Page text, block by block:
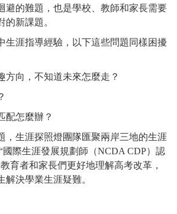
避的難題，也是學校、教師和家長需要
的新課題。
生涯指導經驗，以下這些問題同樣困擾
方向，不知道未來怎麼走？
配怎麼辦？
，生涯探照燈團隊匯聚兩岸三地的生涯
國際生涯發展規劃師（NCDA CDP）認
育者和家長們更好地理解高考改革，
決學業生涯疑難。